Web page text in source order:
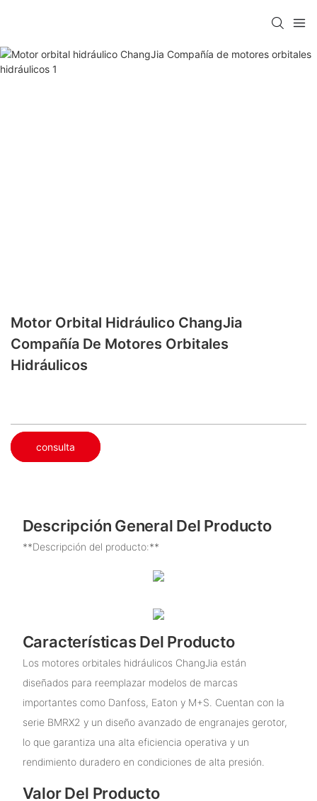
Motor Orbital Hidráulico ChangJia
Compañía De Motores Orbitales
Hidráulicos
consulta
Descripción General Del Producto
**Descripción del producto:**
Características Del Producto
Los motores orbitales hidráulicos ChangJia están
diseñados para reemplazar modelos de marcas
importantes como Danfoss, Eaton y M+S. Cuentan con la
serie BMRX2 y un diseño avanzado de engranajes gerotor,
lo que garantiza una alta eficiencia operativa y un
rendimiento duradero en condiciones de alta presión.
Valor Del Producto